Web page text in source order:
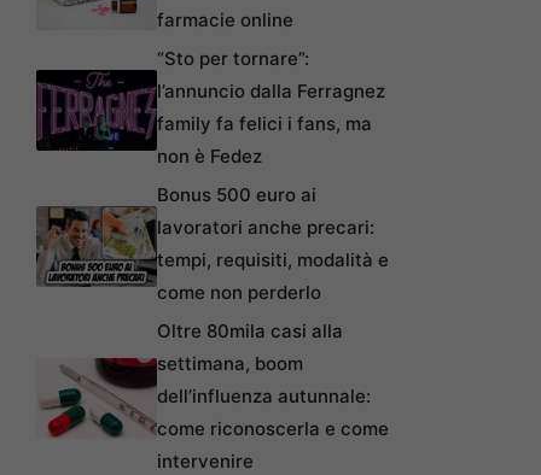
farmacie online
“Sto per tornare”:
l’annuncio dalla Ferragnez
family fa felici i fans, ma
non è Fedez
Bonus 500 euro ai
lavoratori anche precari:
tempi, requisiti, modalità e
come non perderlo
Oltre 80mila casi alla
settimana, boom
dell’influenza autunnale:
come riconoscerla e come
intervenire